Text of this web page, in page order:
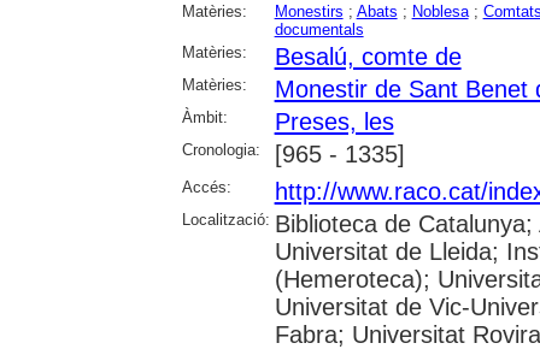
Matèries: Monestirs ; Abats ; Noblesa;
documentals
Matèries:
Besalú, comte de
Matèries: Monestir de Sant Benet
Àmbit: Preses, les
Cronologia: [965 - 1335]
Accés: http://www.raco.cat/
Localització: Biblioteca de
Universitat de Lleida;
(Hemeroteca);
Universitat de Vic-
Fabra; Universitat